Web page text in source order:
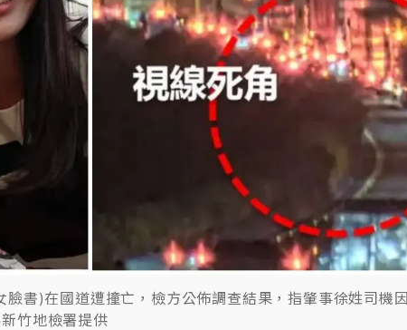
臉書)在國道遭撞亡，檢方公佈調查結果，指肇事徐姓司機
竹地檢署提供